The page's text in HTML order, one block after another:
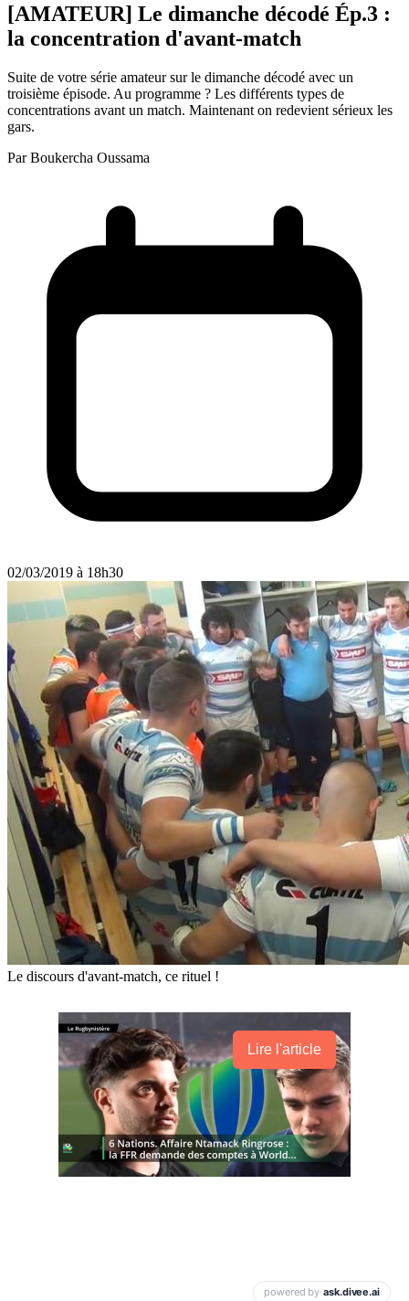
[AMATEUR] Le dimanche décodé Ép.3 :
la concentration d'avant-match
Suite de votre série amateur sur le dimanche décodé avec un
troisième épisode. Au programme ? Les différents types de
concentrations avant un match. Maintenant on redevient sérieux les
gars.
Par Boukercha Oussama
02/03/2019 à 18h30
Le discours d'avant-match, ce rituel !
Lire l'article